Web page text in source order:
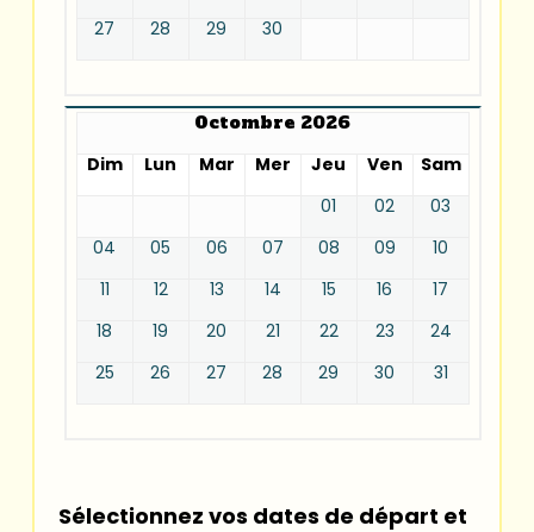
27
28 29 30
Octombre 2026
Dim
Lun Mar Mer Jeu Ven
Sam
01
02
03
04
05 06 07 08 09
10
11
12 13 14 15 16
17
18
19 20 21 22 23
24
25
26 27 28 29 30 31
Sélectionnez vos dates de départ et